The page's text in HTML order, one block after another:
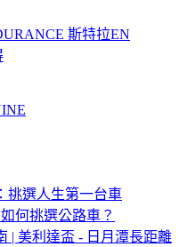
斯特拉EN
挑選人生第一台車
何挑選公路車？
| 美利達盃 - 日月潭長距離